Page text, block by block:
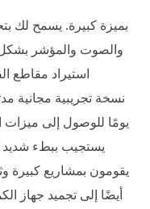
والصوت والمؤشر
استيراد مقاطع
يومًا للوصول إلى ميزات
يقومون بمشاريع كبيرة
أيضًا إلى تجميد جهاز